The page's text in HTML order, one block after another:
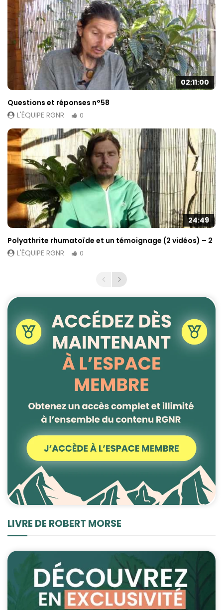
02:11:00
Questions et réponses n°58
L'ÉQUIPE RGNR
0
24:49
Polyathrite rhumatoïde et un témoignage (2 vidéos) – 2
L'ÉQUIPE RGNR
0
LIVRE DE ROBERT MORSE